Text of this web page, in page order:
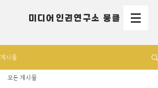
미디어인권연구소 뭉클
게시물
모든 게시물